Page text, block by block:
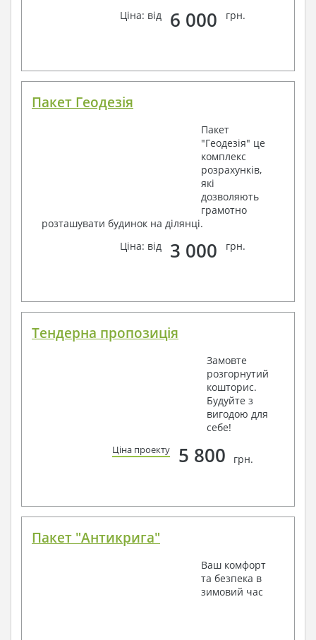
Ціна: від
6 000 грн.
Пакет Геодезія
Пакет
"Геодезія" це
комплекс
розрахунків,
які
дозволяють
грамотно
розташувати будинок на ділянці.
Ціна: від
3 000 грн.
Тендерна пропозиція
Замовте
розгорнутий
кошторис.
Будуйте з
вигодою для
себе!
Ціна проекту 5 800 грн.
Пакет "Антикрига"
Ваш комфорт
та безпека в
зимовий час